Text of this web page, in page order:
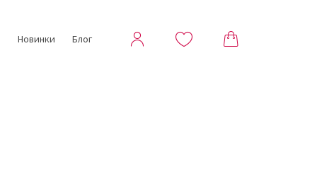
Новинки Блог